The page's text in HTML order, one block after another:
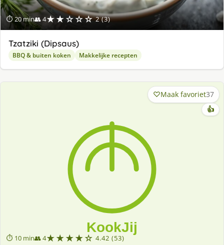
⏱ 20 min👥 4★★☆☆☆ 2 (3)
Tzatziki (Dipsaus)
BBQ & buiten koken Makkelijke recepten
⏱ 10 min👥 4★★★★☆ 4.42 (53)
Maak favoriet37
👍